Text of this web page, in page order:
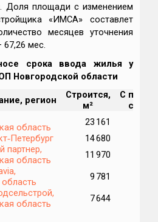
Доля площади с изменением
«ИМСА» составлет
месяцев уточнения
мес.
срока ввода жилья у
Новгородской области
регион
Строится,
м²
С
область
23 161
14 680
партнер,
область
11 970
9 781
область
7 644